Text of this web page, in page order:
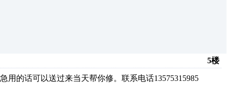
5楼
的话可以送过来当天帮你修。联系电话13575315985